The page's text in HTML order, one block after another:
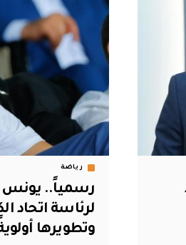
رياضة
رسمياً.. يونس
لرئاسة اتحاد
وتطويرها